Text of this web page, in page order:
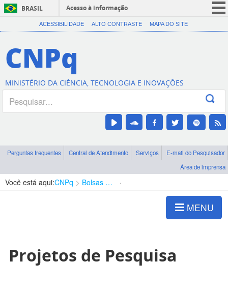
BRASIL
Acesso à informação
CORONAVÍRUS (COVID-19)
Canais
ACESSIBILIDADE ALTO CONTRASTE MAPA DO SITE
CNPq
MINISTÉRIO DA CIÊNCIA, TECNOLOGIA E INOVAÇÕES
Perguntas frequentes Central de Atendimento Serviços
E-mail do Pesquisador
Área de imprensa
Você está aqui:CNPq Bolsas e Auxílios Vigentes
MENU
Projetos de Pesquisa